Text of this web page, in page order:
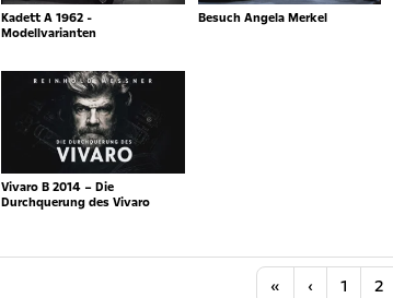
Kadett A 1962 -
Modellvarianten
Besuch Angela Merkel
Vivaro B 2014 – Die
Durchquerung des Vivaro
« Anfang
‹ Vorherige
1 2